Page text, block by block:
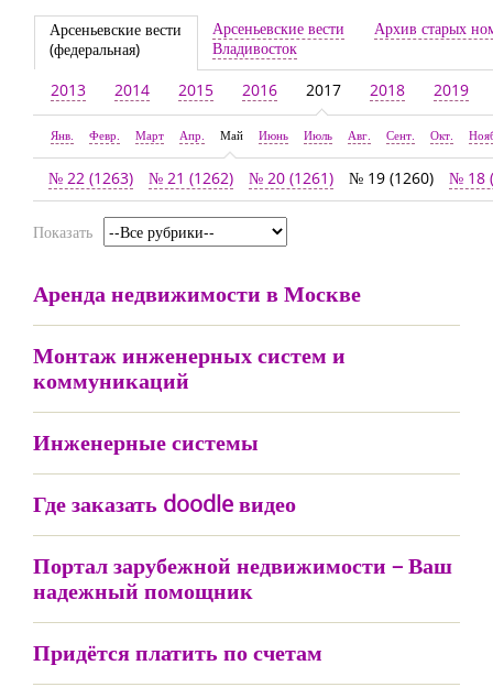
Арсеньевские вести
(федеральная)
Арсеньевские вести
Владивосток
Архив старых
2013 2014 2015 2016 2017 2018 2019
Янв. Февр. Март Апр. Май Июнь Июль Авг. Сент. Окт.
№ 22 (1263) № 21 (1262) № 20 (1261) № 19 (1260) № 18
Показать
Аренда недвижимости в Москве
Монтаж инженерных систем и
коммуникаций
Инженерные системы
Где заказать doodle видео
Портал зарубежной недвижимости – Ваш
надежный помощник
Придётся платить по счетам